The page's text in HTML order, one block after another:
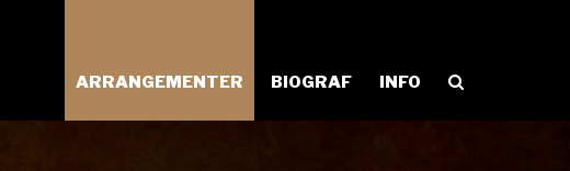
ARRANGEMENTER BIOGRAF INFO